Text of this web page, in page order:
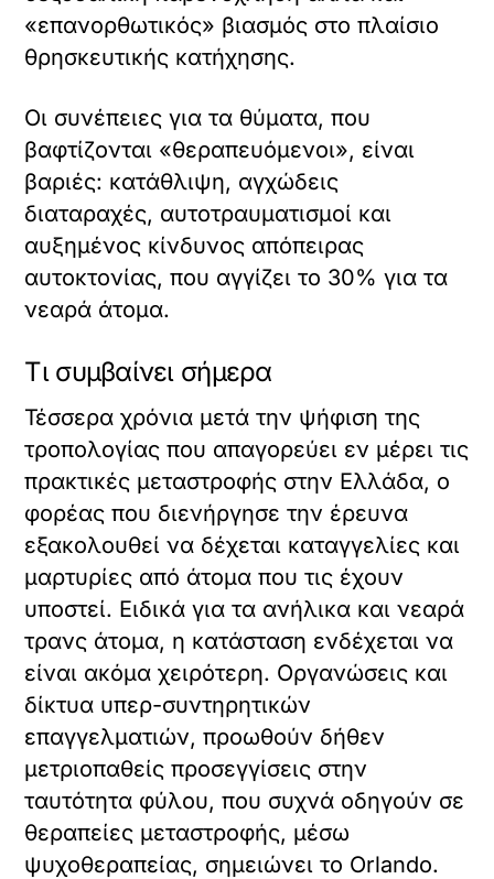
«επανορθωτικός» βιασμός στο πλαίσιο
θρησκευτικής κατήχησης.
Οι συνέπειες για τα θύματα, που
βαφτίζονται «θεραπευόμενοι», είναι
βαριές: κατάθλιψη, αγχώδεις
διαταραχές, αυτοτραυματισμοί και
αυξημένος κίνδυνος απόπειρας
αυτοκτονίας, που αγγίζει το 30% για τα
νεαρά άτομα.
Τι συμβαίνει σήμερα
Τέσσερα χρόνια μετά την ψήφιση της
τροπολογίας που απαγορεύει εν μέρει τις
πρακτικές μεταστροφής στην Ελλάδα, ο
φορέας που διενήργησε την έρευνα
εξακολουθεί να δέχεται καταγγελίες και
μαρτυρίες από άτομα που τις έχουν
υποστεί. Ειδικά για τα ανήλικα και νεαρά
τρανς άτομα, η κατάσταση ενδέχεται να
είναι ακόμα χειρότερη. Οργανώσεις και
δίκτυα υπερ-συντηρητικών
επαγγελματιών, προωθούν δήθεν
μετριοπαθείς προσεγγίσεις στην
ταυτότητα φύλου, που συχνά οδηγούν σε
θεραπείες μεταστροφής, μέσω
ψυχοθεραπείας, σημειώνει το Orlando.